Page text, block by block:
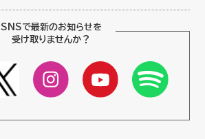
SNSで最新のお知らせを
受け取りませんか？